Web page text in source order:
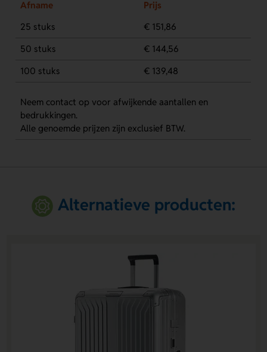
Afname
Prijs
25 stuks
€ 151,86
50 stuks
€ 144,56
100 stuks
€ 139,48
Neem contact op voor afwijkende aantallen en
bedrukkingen.
Alle genoemde prijzen zijn exclusief BTW.
Alternatieve producten: